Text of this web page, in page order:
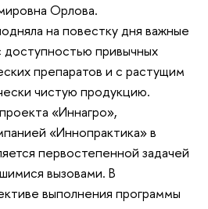
Орлова.
на повестку дня важные
доступностью привычных
препаратов и с растущим
чистую продукцию.
«Иннагро»,
«Иннопрактика» в
первостепенной задачей
вызовами. В
выполнения программы